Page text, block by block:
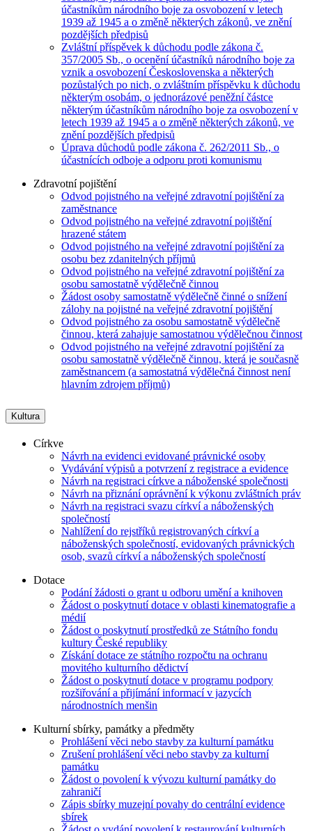
účastníkům národního boje za osvobození v letech
1939 až 1945 a o změně některých zákonů, ve znění
pozdějších předpisů
Zvláštní příspěvek k důchodu podle zákona č.
357/2005 Sb., o ocenění účastníků národního boje za
vznik a osvobození Československa a některých
pozůstalých po nich, o zvláštním příspěvku k důchodu
některým osobám, o jednorázové peněžní částce
některým účastníkům národního boje za osvobození v
letech 1939 až 1945 a o změně některých zákonů, ve
znění pozdějších předpisů
Úprava důchodů podle zákona č. 262/2011 Sb., o
účastnících odboje a odporu proti komunismu
Zdravotní pojištění
Odvod pojistného na veřejné zdravotní pojištění za
zaměstnance
Odvod pojistného na veřejné zdravotní pojištění
hrazené státem
Odvod pojistného na veřejné zdravotní pojištění za
osobu bez zdanitelných příjmů
Odvod pojistného na veřejné zdravotní pojištění za
osobu samostatně výdělečně činnou
Žádost osoby samostatně výdělečně činné o snížení
zálohy na pojistné na veřejné zdravotní pojištění
Odvod pojistného za osobu samostatně výdělečně
činnou, která zahajuje samostatnou výdělečnou činnost
Odvod pojistného na veřejné zdravotní pojištění za
osobu samostatně výdělečně činnou, která je současně
zaměstnancem (a samostatná výdělečná činnost není
hlavním zdrojem příjmů)
Kultura
Církve
Návrh na evidenci evidované právnické osoby
Vydávání výpisů a potvrzení z registrace a evidence
Návrh na registraci církve a náboženské společnosti
Návrh na přiznání oprávnění k výkonu zvláštních práv
Návrh na registraci svazu církví a náboženských
společností
Nahlížení do rejstříků registrovaných církví a
náboženských společností, evidovaných právnických
osob, svazů církví a náboženských společností
Dotace
Podání žádosti o grant u odboru umění a knihoven
Žádost o poskytnutí dotace v oblasti kinematografie a
médií
Žádost o poskytnutí prostředků ze Státního fondu
kultury České republiky
Získání dotace ze státního rozpočtu na ochranu
movitého kulturního dědictví
Žádost o poskytnutí dotace v programu podpory
rozšiřování a přijímání informací v jazycích
národnostních menšin
Kulturní sbírky, památky a předměty
Prohlášení věci nebo stavby za kulturní památku
Zrušení prohlášení věci nebo stavby za kulturní
památku
Žádost o povolení k vývozu kulturní památky do
zahraničí
Zápis sbírky muzejní povahy do centrální evidence
sbírek